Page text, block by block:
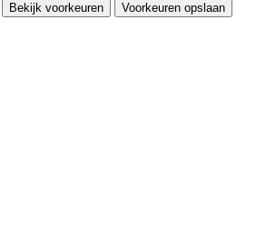
Bekijk voorkeuren Voorkeuren opslaan